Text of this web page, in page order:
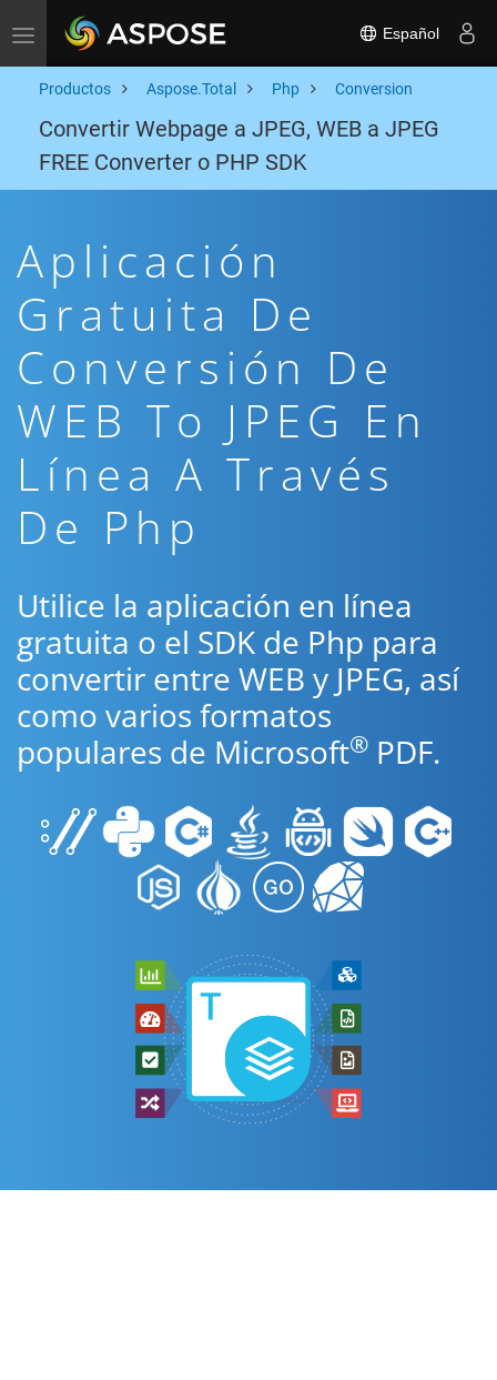
Toggle navigation Español
Productos Aspose.Total Php Conversion
Convertir Webpage a JPEG, WEB a JPEG
FREE Converter o PHP SDK
Aplicación
Gratuita De
Conversión De
WEB To JPEG En
Línea A Través
De Php
Utilice la aplicación en línea
gratuita o el SDK de Php para
convertir entre WEB y JPEG, así
como varios formatos
populares de Microsoft® PDF.